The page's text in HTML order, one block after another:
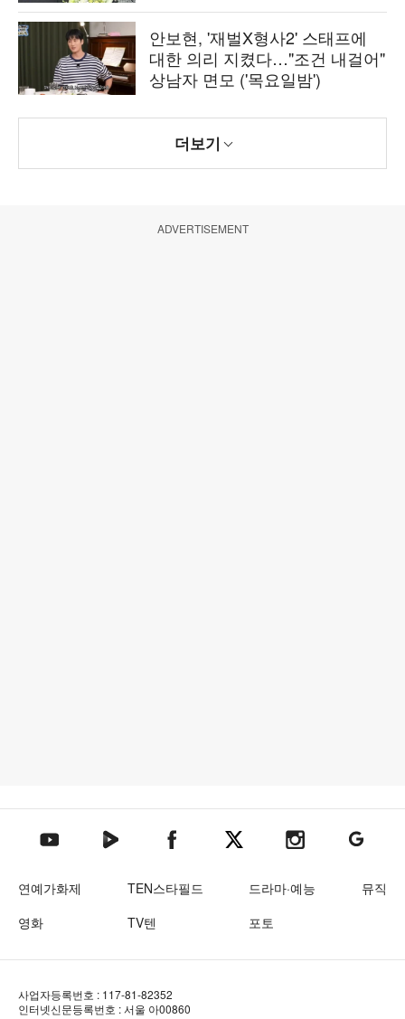
안보현, '재벌X형사2' 스태프에
대한 의리 지켰다…"조건 내걸어"
상남자 면모 ('목요일밤')
더보기
ADVERTISEMENT
텐아시아 유튜브텐아시아 네이버TV텐아시아 페이스북텐아시아 엑스텐아시아 인스타그램
텐아시아
연예가화제 TEN스타필드 드라마·예능
뮤직
영화
TV텐 포토
사업자등록번호 : 117-81-82352
인터넷신문등록번호 : 서울 아00860